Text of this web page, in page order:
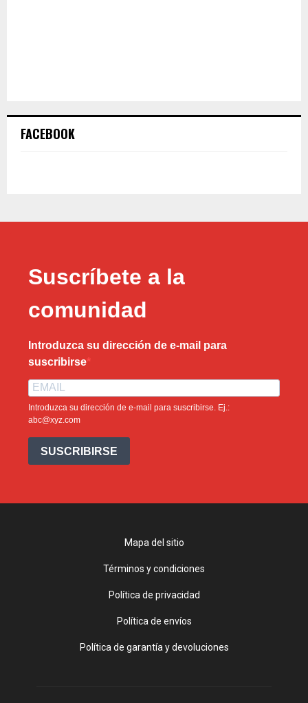
FACEBOOK
Suscríbete a la
comunidad
Introduzca su dirección de e-mail para
suscribirse
Introduzca su dirección de e-mail para suscribirse. Ej.:
abc@xyz.com
SUSCRIBIRSE
Mapa del sitio
Términos y condiciones
Política de privacidad
Política de envíos
Política de garantía y devoluciones